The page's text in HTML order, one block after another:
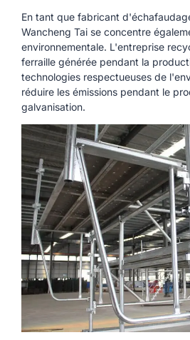
En tant que fabricant
Wancheng Tai se concentre
environnementale. L'entreprise
ferraille générée pendant la
technologies respectueuses de
réduire les émissions pendant le
galvanisation.